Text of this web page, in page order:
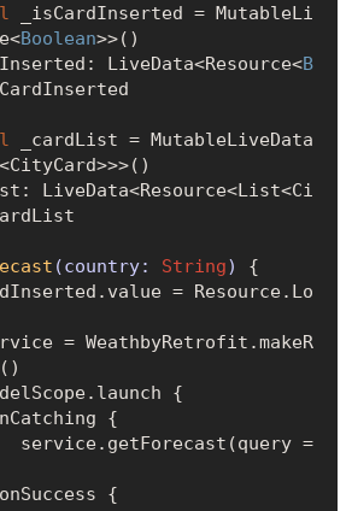
_isCardInserted = MutableLi
Boolean>>()
LiveData<Resource<B
_cardList = MutableLiveData
LiveData<Resource<List<Ci
(country: String)
{
= WeathbyRetrofit.makeR